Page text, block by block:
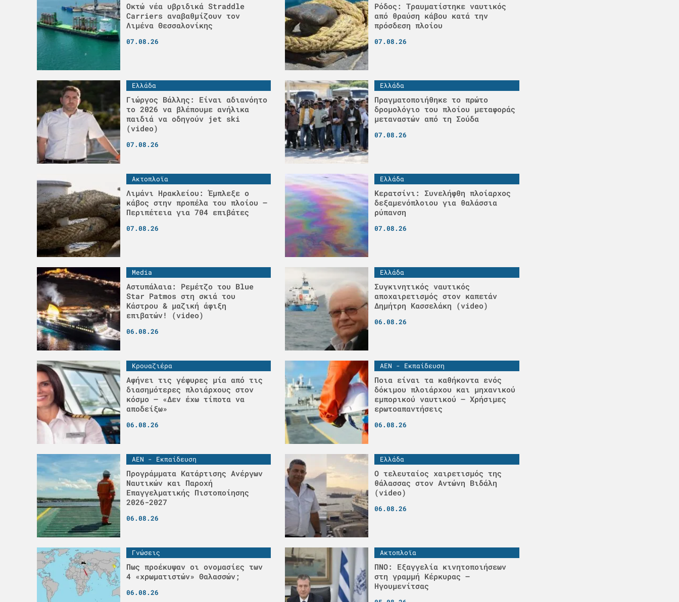
Οκτώ νέα υβριδικά Straddle
Carriers αναβαθμίζουν τον
Λιμένα Θεσσαλονίκης
07.08.26
Ρόδος: Τραυματίστηκε ναυτικός
από θραύση κάβου κατά την
πρόσδεση πλοίου
07.08.26
Ελλάδα
Γιώργος Βάλλης: Είναι αδιανόητο
το 2026 να βλέπουμε ανήλικα
παιδιά να οδηγούν jet ski
(video)
07.08.26
Ελλάδα
Πραγματοποιήθηκε το πρώτο
δρομολόγιο του πλοίου μεταφοράς
μεταναστών από τη Σούδα
07.08.26
Ακτοπλοϊα
Λιμάνι Ηρακλείου: Έμπλεξε ο
κάβος στην προπέλα του πλοίου –
Περιπέτεια για 704 επιβάτες
07.08.26
Ελλάδα
Κερατσίνι: Συνελήφθη πλοίαρχος
δεξαμενόπλοιου για θαλάσσια
ρύπανση
07.08.26
Media
Αστυπάλαια: Ρεμέτζο του Blue
Star Patmos στη σκιά του
Κάστρου & μαζική άφιξη
επιβατών! (video)
06.08.26
Ελλάδα
Συγκινητικός ναυτικός
αποχαιρετισμός στον καπετάν
Δημήτρη Κασσελάκη (video)
06.08.26
Κρουαζιέρα
Αφήνει τις γέφυρες μία από τις
διασημότερες πλοιάρχους στον
κόσμο – «Δεν έχω τίποτα να
αποδείξω»
06.08.26
ΑΕΝ - Εκπαίδευση
Ποια είναι τα καθήκοντα ενός
δόκιμου πλοιάρχου και μηχανικού
εμπορικού ναυτικού – Χρήσιμες
ερωτοαπαντήσεις
06.08.26
ΑΕΝ - Εκπαίδευση
Προγράμματα Κατάρτισης Ανέργων
Ναυτικών και Παροχή
Επαγγελματικής Πιστοποίησης
2026-2027
06.08.26
Ελλάδα
Ο τελευταίος χαιρετισμός της
θάλασσας στον Αντώνη Βιδάλη
(video)
06.08.26
Γνώσεις
Πως προέκυψαν οι ονομασίες των
4 «χρωματιστών» Θαλασσών;
06.08.26
Ακτοπλοϊα
ΠΝΟ: Εξαγγελία κινητοποιήσεων
στη γραμμή Κέρκυρας –
Ηγουμενίτσας